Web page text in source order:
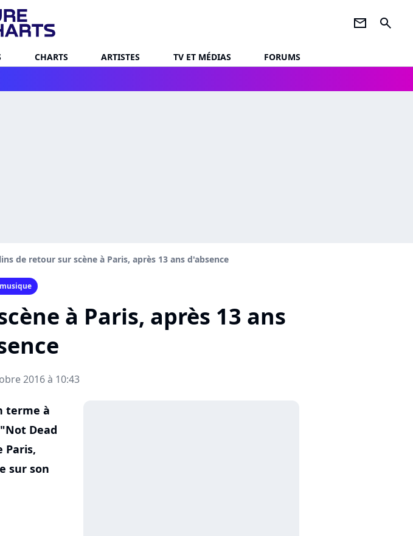
newsletter search
CHARTS ARTISTES TV ET MÉDIAS
FORUMS
de retour sur scène à Paris, après 13 ans d'absence
à Paris, après 13 ans
2016 à 10:43
terme à
Dead
Paris,
sur son